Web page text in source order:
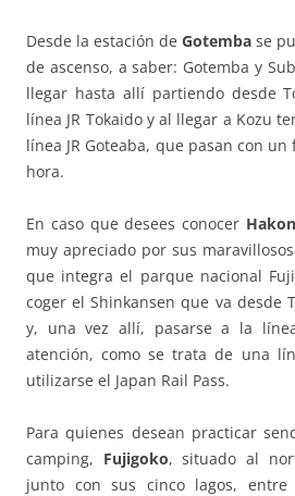
Desde la estación de Gotemba se
de ascenso, a saber: Gotemba y
llegar hasta allí partiendo desde
línea JR Tokaido y al llegar a Kozu
línea JR Goteaba, que pasan con
hora.
En caso que desees conocer
muy apreciado por sus
que integra el parque nacional
coger el Shinkansen que va desde
y, una vez allí, pasarse a la
atención, como se trata de una
utilizarse el Japan Rail Pass.
Para quienes desean practicar
camping, Fujigoko, situado al
junto con sus cinco lagos,